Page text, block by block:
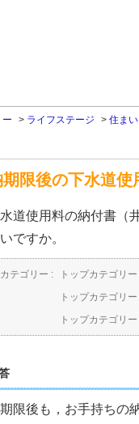
ー > ライフステージ > 住まい
期限後の下水道使
道使用料の納付書（
ですか。
カテゴリー : トップカテゴリー
トップカテゴリー
トップカテゴリー
限後も，お手持ちの